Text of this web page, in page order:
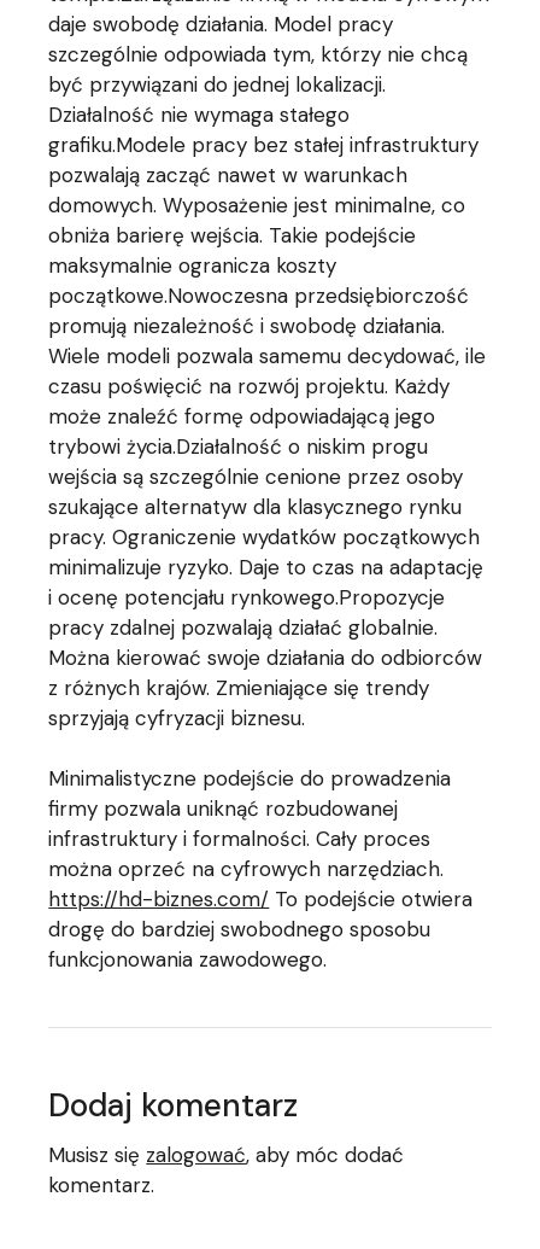
daje swobodę działania. Model pracy
szczególnie odpowiada tym, którzy nie chcą
być przywiązani do jednej lokalizacji.
Działalność nie wymaga stałego
grafiku.Modele pracy bez stałej infrastruktury
pozwalają zacząć nawet w warunkach
domowych. Wyposażenie jest minimalne, co
obniża barierę wejścia. Takie podejście
maksymalnie ogranicza koszty
początkowe.Nowoczesna przedsiębiorczość
promują niezależność i swobodę działania.
Wiele modeli pozwala samemu decydować, ile
czasu poświęcić na rozwój projektu. Każdy
może znaleźć formę odpowiadającą jego
trybowi życia.Działalność o niskim progu
wejścia są szczególnie cenione przez osoby
szukające alternatyw dla klasycznego rynku
pracy. Ograniczenie wydatków początkowych
minimalizuje ryzyko. Daje to czas na adaptację
i ocenę potencjału rynkowego.Propozycje
pracy zdalnej pozwalają działać globalnie.
Można kierować swoje działania do odbiorców
z różnych krajów. Zmieniające się trendy
sprzyjają cyfryzacji biznesu.
Minimalistyczne podejście do prowadzenia
firmy pozwala uniknąć rozbudowanej
infrastruktury i formalności. Cały proces
można oprzeć na cyfrowych narzędziach.
https://hd-biznes.com/ To podejście otwiera
drogę do bardziej swobodnego sposobu
funkcjonowania zawodowego.
Dodaj komentarz
Musisz się zalogować, aby móc dodać
komentarz.